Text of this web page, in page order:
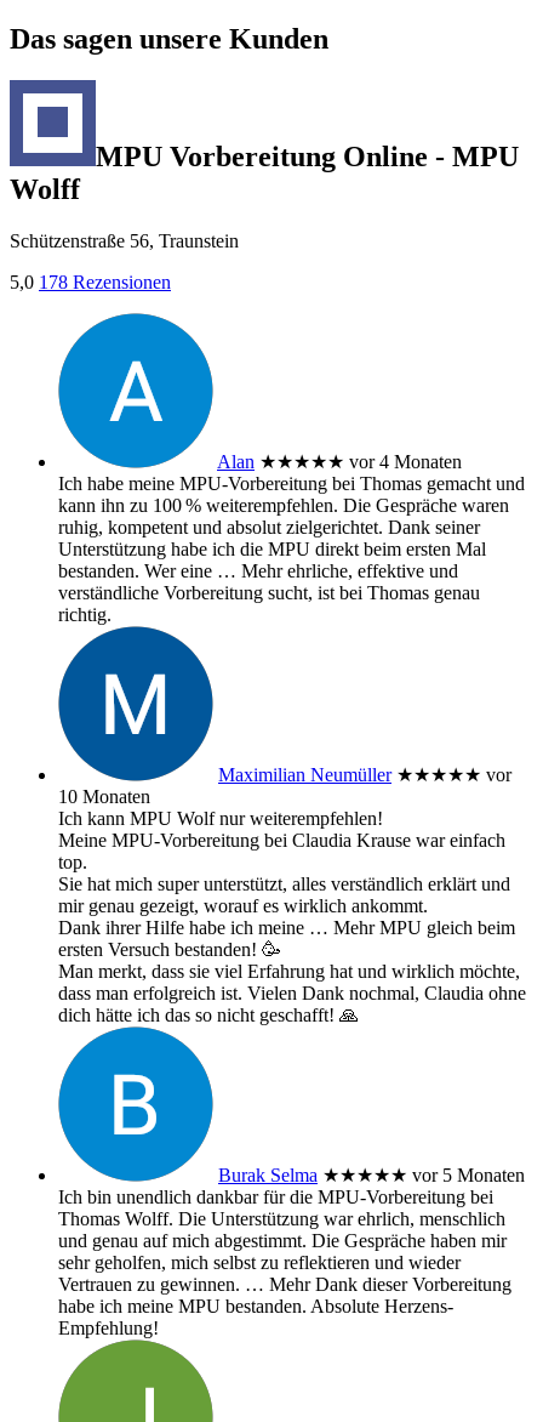
Das sagen unsere Kunden
MPU Vorbereitung Online - MPU
Wolff
Schützenstraße 56, Traunstein
5,0 178 Rezensionen
Alan ★★★★★ vor 4 Monaten
Ich habe meine MPU‑Vorbereitung bei Thomas gemacht und
kann ihn zu 100 % weiterempfehlen. Die Gespräche waren
ruhig, kompetent und absolut zielgerichtet. Dank seiner
Unterstützung habe ich die MPU direkt beim ersten Mal
bestanden. Wer eine … Mehrehrliche, effektive und
verständliche Vorbereitung sucht, ist bei Thomas genau
richtig.
Maximilian Neumüller ★★★★★ vor
10 Monaten
Ich kann MPU Wolf nur weiterempfehlen!
Meine MPU-Vorbereitung bei Claudia Krause war einfach
top.
Sie hat mich super unterstützt, alles verständlich erklärt und
mir genau gezeigt, worauf es wirklich ankommt.
Dank ihrer Hilfe habe ich meine … MehrMPU gleich beim
ersten Versuch bestanden! 🥳
Man merkt, dass sie viel Erfahrung hat und wirklich möchte,
dass man erfolgreich ist. Vielen Dank nochmal, Claudia ohne
dich hätte ich das so nicht geschafft! 🙏
Burak Selma ★★★★★ vor 5 Monaten
Ich bin unendlich dankbar für die MPU-Vorbereitung bei
Thomas Wolff. Die Unterstützung war ehrlich, menschlich
und genau auf mich abgestimmt. Die Gespräche haben mir
sehr geholfen, mich selbst zu reflektieren und wieder
Vertrauen zu gewinnen. … MehrDank dieser Vorbereitung
habe ich meine MPU bestanden. Absolute Herzens-
Empfehlung!